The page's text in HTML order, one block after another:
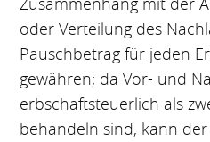
oder Verteilung des
Pauschbetrag für jeden
gewähren; da Vor- und
erbschaftsteuerlich als
behandeln sind, kann